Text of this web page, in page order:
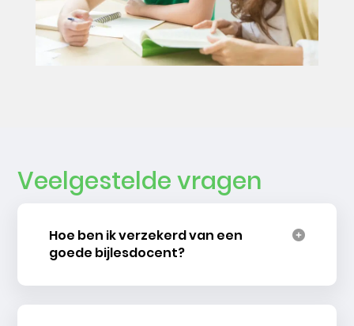
Veelgestelde vragen
Hoe ben ik verzekerd van een
goede bijlesdocent?